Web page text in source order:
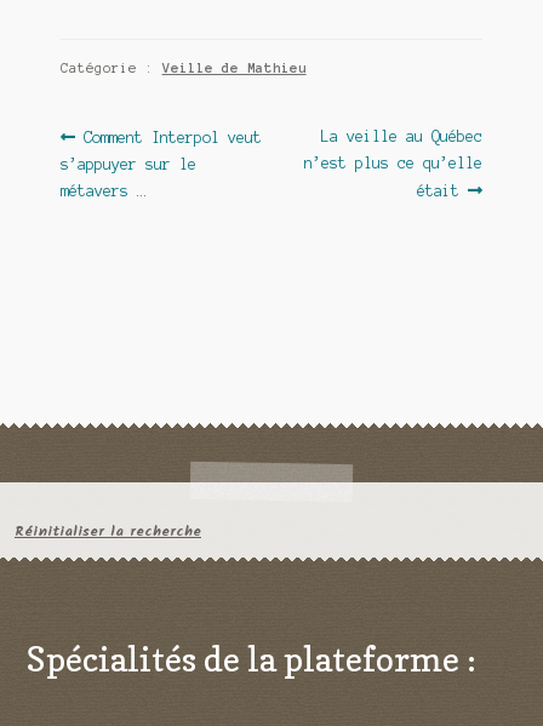
Catégorie :Veille de Mathieu
Navigation
de
Article
précédent :
Comment Interpol veut
s’appuyer sur le
métavers …
Article
suivant :
La veille au Québec
n’est plus ce qu’elle
était
Réinitialiser la recherche
Spécialités de la plateforme :